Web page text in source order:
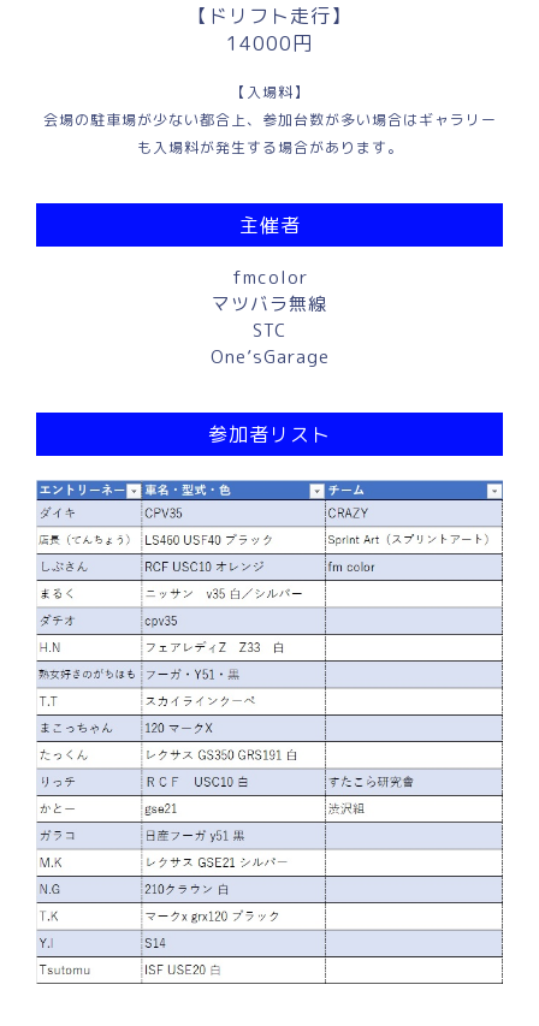
【ドリフト走行】
14000円
【入場料】
会場の駐車場が少ない都合上、参加台数が多い場合はギャラリー
も入場料が発生する場合があります。
主催者
fmcolor
マツバラ無線
STC
One’sGarage
参加者リスト